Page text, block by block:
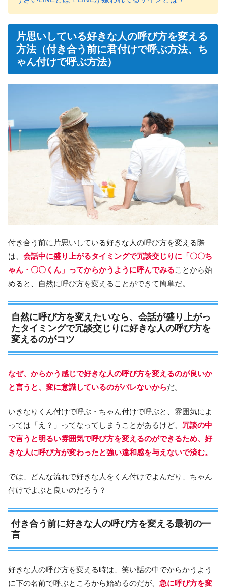
片思いしている好きな人の呼び方を変える
方法（付き合う前に君付けで呼ぶ方法、ち
ゃん付けで呼ぶ方法）
付き合う前に片思いしている好きな人の呼び方を変える際
は、 会話中に盛り上がるタイミングで冗談交じりに「〇〇ち
ゃん・〇〇くん」ってからかうように呼んでみることから始
めると、自然に呼び方を変えることができて簡単だ。
自然に呼び方を変えたいなら、会話が盛り上がっ
たタイミングで冗談交じりに好きな人の呼び方を
変えるのがコツ
なぜ、からかう感じで好きな人の呼び方を変えるのが良いか
と言うと、変に意識しているのがバレないからだ。
いきなりくん付けで呼ぶ・ちゃん付けで呼ぶと、雰囲気によ
っては「え？」ってなってしまうことがあるけど、 冗談の中
で言うと明るい雰囲気で呼び方を変えるのができるため、好
きな人に呼び方が変わったと強い違和感を与えないで済む。
では、どんな流れで好きな人をくん付けでよんだり、ちゃん
付けでよぶと良いのだろう？
付き合う前に好きな人の呼び方を変える最初の一
言
好きな人の呼び方を変える時は、笑い話の中でからかうよう
に下の名前で呼ぶところから始めるのだが、 急に呼び方を変